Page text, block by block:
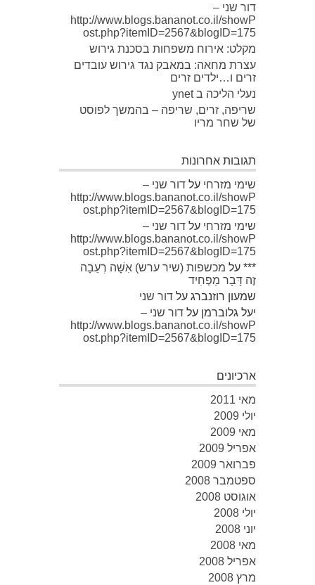
דור שני –
http://www.blogs.bananot.co.il/showP
ost.php?itemID=2567&blogID=175
מקלט: אירוח משפחות בסכנת גירוש
עצרת מחאה: במאבק נגד גירוש עובדים
זרים ו…ילדים זרים
נעלי הליכה ב ynet
שריפה, זרים, שריפה – בהמשך לפוסט
של שחר מריו
תגובות אחרונות
שימי מזרחי על דור שני –
http://www.blogs.bananot.co.il/showP
ost.php?itemID=2567&blogID=175
שימי מזרחי על דור שני –
http://www.blogs.bananot.co.il/showP
ost.php?itemID=2567&blogID=175
*** על מכשפות (שיר ערש) אִשָּׁה רְעֵבָה
זֶה דָּבָר מַפְחִיד
שמעון רוזנברג על דור שני
יעל גלוברמן על דור שני –
http://www.blogs.bananot.co.il/showP
ost.php?itemID=2567&blogID=175
ארכיונים
מאי 2011
יולי 2009
מאי 2009
אפריל 2009
פברואר 2009
ספטמבר 2008
אוגוסט 2008
יולי 2008
יוני 2008
מאי 2008
אפריל 2008
מרץ 2008